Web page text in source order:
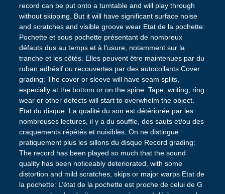
record can be put onto a turntable and will play through
without skipping. But it will have significant surface noise
and scratches and visible groove wear Etat de la pochette:
Pochette et sous pochette présentant de nombreux
défauts dus au temps et à l’usure, notamment sur la
tranche et les côtés. Elles peuvent être maintenues par du
ruban adhésif ou recouvertes par des autocollants Cover
grading: The cover or sleeve will have seam splits,
especially at the bottom or on the spine. Tape, writing, ring
wear or other defects will start to overwhelm the object.
Etat du disque: La qualité du son est détériorée par les
nombreuses lectures, il y a du souffle, des sauts et/ou des
craquements répétés et nuisibles. On ne distingue
pratiquement plus les sillons du disque Record grading:
The record has been played so much that the sound
quality has been noticeably deteriorated, with some
distortion and mild scratches, skips or major warps Etat de
la pochette: L’état de la pochette est proche de celui de G